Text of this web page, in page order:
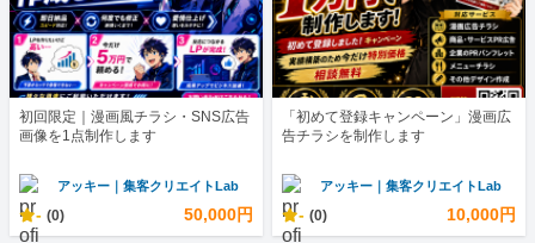
初回限定｜漫画風チラシ・SNS広告
画像を1点制作します
アッキー｜集客クリエイトLab
- (0) 50,000円
「初めて登録キャンペーン」漫画広
告チラシを制作します
アッキー｜集客クリエイトLab
- (0) 10,000円